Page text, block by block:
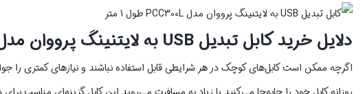
دلایل خرید کابل تبدیل USB به لایتنینگ پرووان مدل PCC300L
اگرچه ممکن است کابل‌های کوچک در هر شرایطی قابل استفاده نباشند و نیاز‌های کمتری